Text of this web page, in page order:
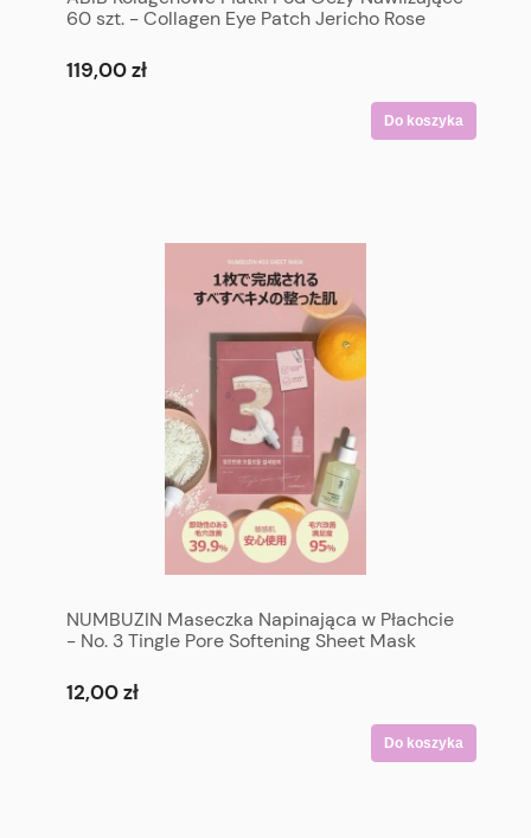
60 szt. - Collagen Eye Patch Jericho Rose
119,00 zł
Do koszyka
NUMBUZIN Maseczka Napinająca w Płachcie
- No. 3 Tingle Pore Softening Sheet Mask
12,00 zł
Do koszyka